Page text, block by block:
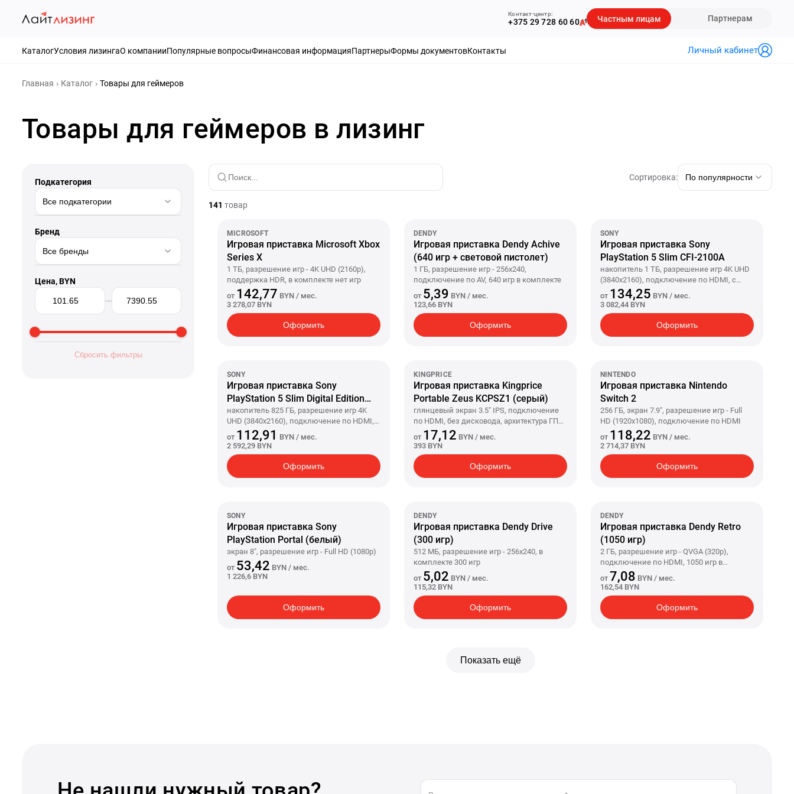
Контакт-центр:
+375 29 728 60 60 Частным лицам Партнерам
КаталогУсловия лизингаО компанииПопулярные вопросыФинансовая информацияПартнерыФормы документовКонтакты Личный кабинет
Главная Каталог Товары для геймеров
Товары для геймеров в лизинг
Подкатегория
Все подкатегории
Бренд
Все бренды
Цена, BYN
Сбросить фильтры
Сортировка: По популярности
141 товар
MICROSOFT
Игровая приставка Microsoft Xbox
Series X
1 ТБ, разрешение игр - 4K UHD (2160p),
поддержка HDR, в комплекте нет игр
от 142,77 BYN / мес.
3 278,07 BYN
Оформить
DENDY
Игровая приставка Dendy Achive
(640 игр + световой пистолет)
1 ГБ, разрешение игр - 256x240,
подключение по AV, 640 игр в комплекте
от 5,39 BYN / мес.
123,66 BYN
Оформить
SONY
Игровая приставка Sony
PlayStation 5 Slim CFI-2100A
накопитель 1 ТБ, разрешение игр 4K UHD
(3840x2160), подключение по HDMI, с
дисководом, архитектура ГП AMD RDNA
2.0, беспроводной геймпад, 1 шт в
комплекте
от 134,25 BYN / мес.
3 082,44 BYN
Оформить
SONY
Игровая приставка Sony
PlayStation 5 Slim Digital Edition
CFI-21XX (2 ревизия, без
дисковода)
накопитель 825 ГБ, разрешение игр 4K
UHD (3840x2160), подключение по HDMI,
без дисковода, архитектура ГП AMD RDNA
2.0, беспроводной геймпад, 1 шт в
комплекте
от 112,91 BYN / мес.
2 592,29 BYN
Оформить
KINGPRICE
Игровая приставка Kingprice
Portable Zeus KCPSZ1 (серый)
глянцевый экран 3.5" IPS, подключение
по HDMI, без дисковода, архитектура ГП
ARM Mali-G31 MP2
от 17,12 BYN / мес.
393 BYN
Оформить
NINTENDO
Игровая приставка Nintendo
Switch 2
256 ГБ, экран 7.9", разрешение игр - Full
HD (1920x1080), подключение по HDMI
от 118,22 BYN / мес.
2 714,37 BYN
Оформить
SONY
Игровая приставка Sony
PlayStation Portal (белый)
экран 8", разрешение игр - Full HD (1080p)
от 53,42 BYN / мес.
1 226,6 BYN
Оформить
DENDY
Игровая приставка Dendy Drive
(300 игр)
512 МБ, разрешение игр - 256x240, в
комплекте 300 игр
от 5,02 BYN / мес.
115,32 BYN
Оформить
DENDY
Игровая приставка Dendy Retro
(1050 игр)
2 ГБ, разрешение игр - QVGA (320p),
подключение по HDMI, 1050 игр в
комплекте
от7,08 BYN / мес.
162,54 BYN
Оформить
Показать ещё